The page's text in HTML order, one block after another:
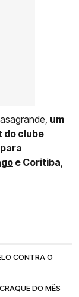
um
do clube
e Coritiba
CONTRA O
DO MÊS